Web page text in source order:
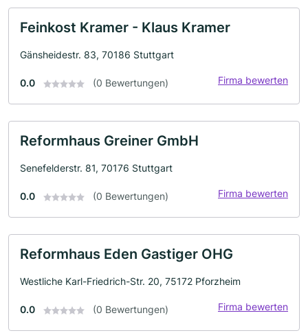
Feinkost Kramer - Klaus Kramer
Gänsheidestr. 83, 70186 Stuttgart
0.0 (0 Bewertungen) Firma bewerten
Reformhaus Greiner GmbH
Senefelderstr. 81, 70176 Stuttgart
0.0 (0 Bewertungen) Firma bewerten
Reformhaus Eden Gastiger OHG
Westliche Karl-Friedrich-Str. 20, 75172 Pforzheim
0.0 (0 Bewertungen) Firma bewerten